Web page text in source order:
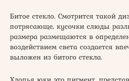
Битое стекло. Смотрится такой
потрясающе, кусочки слюды
размера размещаются в
воздействием света создается
выложен из битого стекла.